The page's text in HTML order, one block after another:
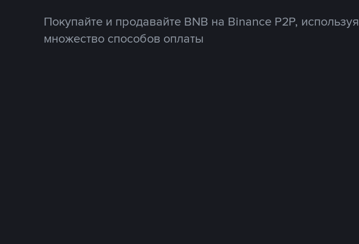
Покупайте и продавайте BNB на Binance P2P, используя
множество способов оплаты